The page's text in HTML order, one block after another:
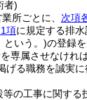
者)
所ごとに、 次項
項に規定する排
という。)の登録
専属させなけれ
げる職務を誠実
の工事に関する